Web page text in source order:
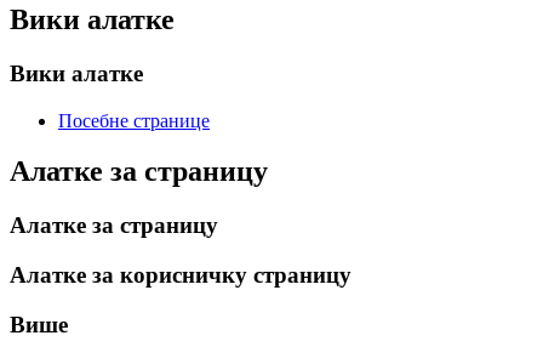
Вики алатке
Вики алатке
Посебне странице
Алатке за страницу
Алатке за страницу
Алатке за корисничку страницу
Више